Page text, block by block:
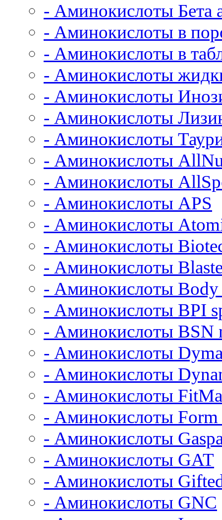
- Аминокислоты Бета
- Аминокислоты в
- Аминокислоты в
- Аминокислоты
- Аминокислоты
- Аминокислоты
- Аминокислоты
- Аминокислоты
- Аминокислоты
- Аминокислоты APS
- Аминокислоты
- Аминокислоты
- Аминокислоты
- Аминокислоты
- Аминокислоты BPI
- Аминокислоты BSN
- Аминокислоты
- Аминокислоты
- Аминокислоты
- Аминокислоты Form
- Аминокислоты
- Аминокислоты GAT
- Аминокислоты
- Аминокислоты GNC